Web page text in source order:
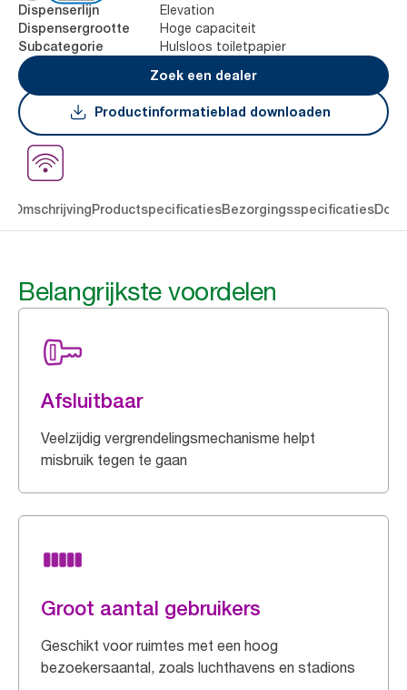
Dispenserlijn Elevation
Dispensergrootte Hoge capaciteit
Subcategorie
Hulsloos toiletpapier
Zoek een dealer
Productinformatieblad downloaden
OmschrijvingProductspecificatiesBezorgingsspecificaties
Belangrijkste voordelen
Afsluitbaar
Veelzijdig vergrendelingsmechanisme helpt
misbruik tegen te gaan
Groot aantal gebruikers
Geschikt voor ruimtes met een hoog
bezoekersaantal, zoals luchthavens en stadions